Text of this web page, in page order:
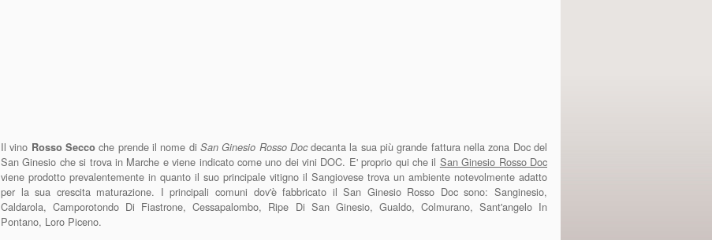
Il vino Rosso Seccoche prende il nome di San Ginesio Rosso Docdecanta la sua più grande fattura nella zona Doc del
San Ginesio che si trova in Marche e viene indicato come uno dei vini DOC. E' proprio qui che il San Ginesio Rosso Doc
viene prodotto prevalentemente in quanto il suo principale vitigno il Sangiovese trova un ambiente notevolmente adatto
per la sua crescita maturazione. I principali comuni dov'è fabbricato il San Ginesio Rosso Doc sono: Sanginesio,
Caldarola, Camporotondo Di Fiastrone, Cessapalombo, Ripe Di San Ginesio, Gualdo, Colmurano, Sant'angelo In
Pontano, Loro Piceno.